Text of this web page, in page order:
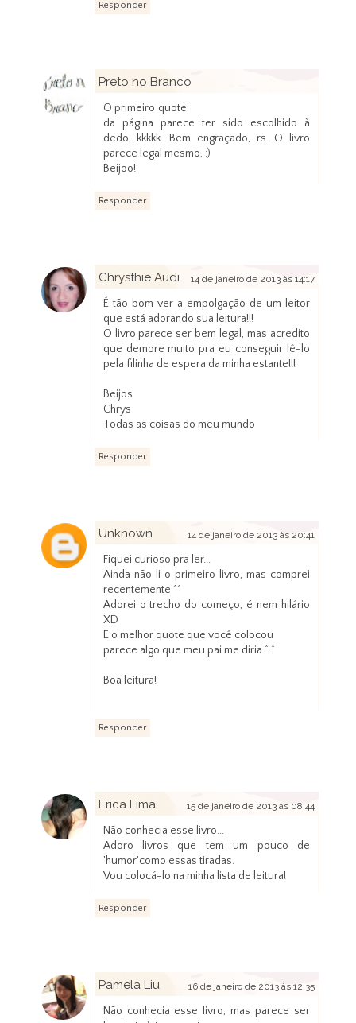
Responder
Preto no Branco
O primeiro quote
da página parece ter sido escolhido à
dedo, kkkkk. Bem engraçado, rs. O livro
parece legal mesmo, :)
Beijoo!
Responder
Chrysthie Audi 14 de janeiro de 2013 às 14:17
É tão bom ver a empolgação de um leitor
que está adorando sua leitura!!!
O livro parece ser bem legal, mas acredito
que demore muito pra eu conseguir lê-lo
pela filinha de espera da minha estante!!!
Beijos
Chrys
Todas as coisas do meu mundo
Responder
Unknown 14 de janeiro de 2013 às 20:41
Fiquei curioso pra ler...
Ainda não li o primeiro livro, mas comprei
recentemente ^^
Adorei o trecho do começo, é nem hilário
XD
E o melhor quote que você colocou
parece algo que meu pai me diria ^.^
Boa leitura!
Responder
Erica Lima 15 de janeiro de 2013 às 08:44
Não conhecia esse livro...
Adoro livros que tem um pouco de
'humor'como essas tiradas.
Vou colocá-lo na minha lista de leitura!
Responder
Pamela Liu 16 de janeiro de 2013 às 12:35
Não conhecia esse livro, mas parece ser